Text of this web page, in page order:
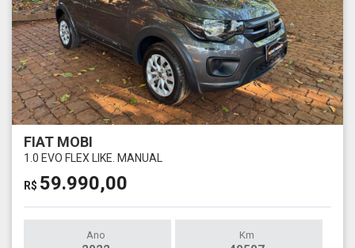
FIAT MOBI
1.0 EVO FLEX LIKE. MANUAL
R$ 59.990,00
Ano Km